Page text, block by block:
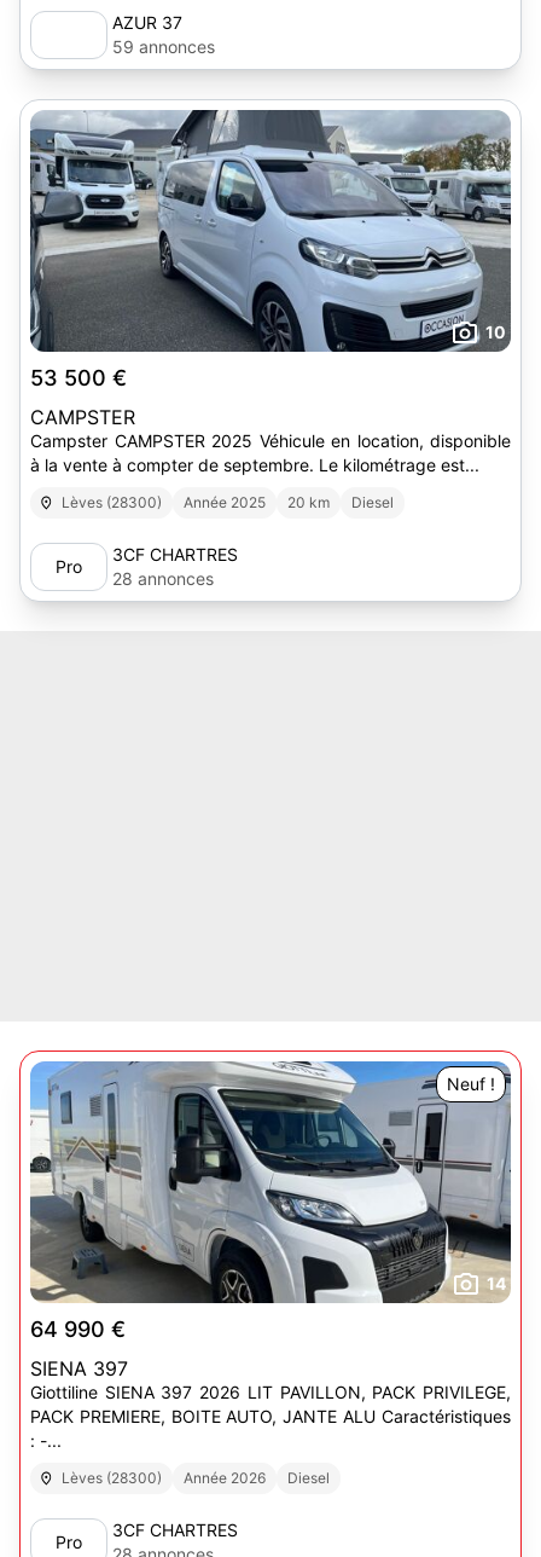
AZUR 37
59 annonces
10
53 500 €
CAMPSTER
Campster CAMPSTER 2025 Véhicule en location, disponible
à la vente à compter de septembre. Le kilométrage est...
Lèves (28300) Année 2025 20 km Diesel
Pro
3CF CHARTRES
28 annonces
Neuf !
14
64 990 €
SIENA 397
Giottiline SIENA 397 2026 LIT PAVILLON, PACK PRIVILEGE,
PACK PREMIERE, BOITE AUTO, JANTE ALU Caractéristiques
: -...
Lèves (28300) Année 2026 Diesel
Pro
3CF CHARTRES